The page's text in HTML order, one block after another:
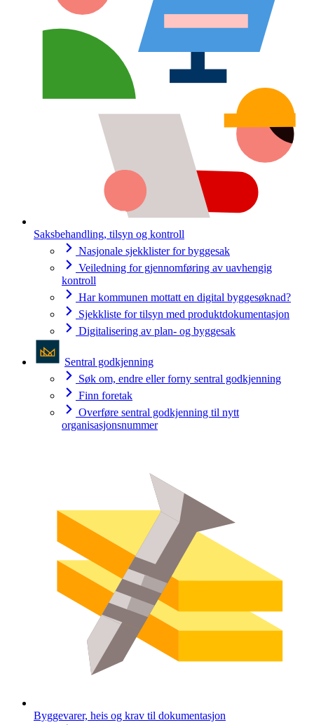
Saksbehandling, tilsyn og kontroll
Nasjonale sjekklister for byggesak
Veiledning for gjennomføring av uavhengig
kontroll
Har kommunen mottatt en digital byggesøknad?
Sjekkliste for tilsyn med produktdokumentasjon
Digitalisering av plan- og byggesak
Sentral godkjenning
Søk om, endre eller forny sentral godkjenning
Finn foretak
Overføre sentral godkjenning til nytt
organisasjonsnummer
Byggevarer, heis og krav til dokumentasjon